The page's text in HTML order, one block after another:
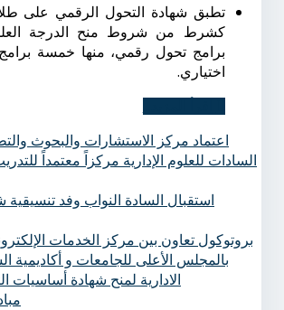
تطبق شهادة التحول الرقمي على
كشرط من شروط منح الدرجة
برامج تحول رقمي، منها خمسة
اختياري.
اعتماد مركز الاستشارات والبحوث
السادات للعلوم الإدارية مركزاً معتمداً
استقبال السادة النواب وفد
بروتوكول تعاون بين مركز الخدمات
بالمجلس الأعلى للجامعات و أكاديمية
الادارية لمنح شهادة أساسيات